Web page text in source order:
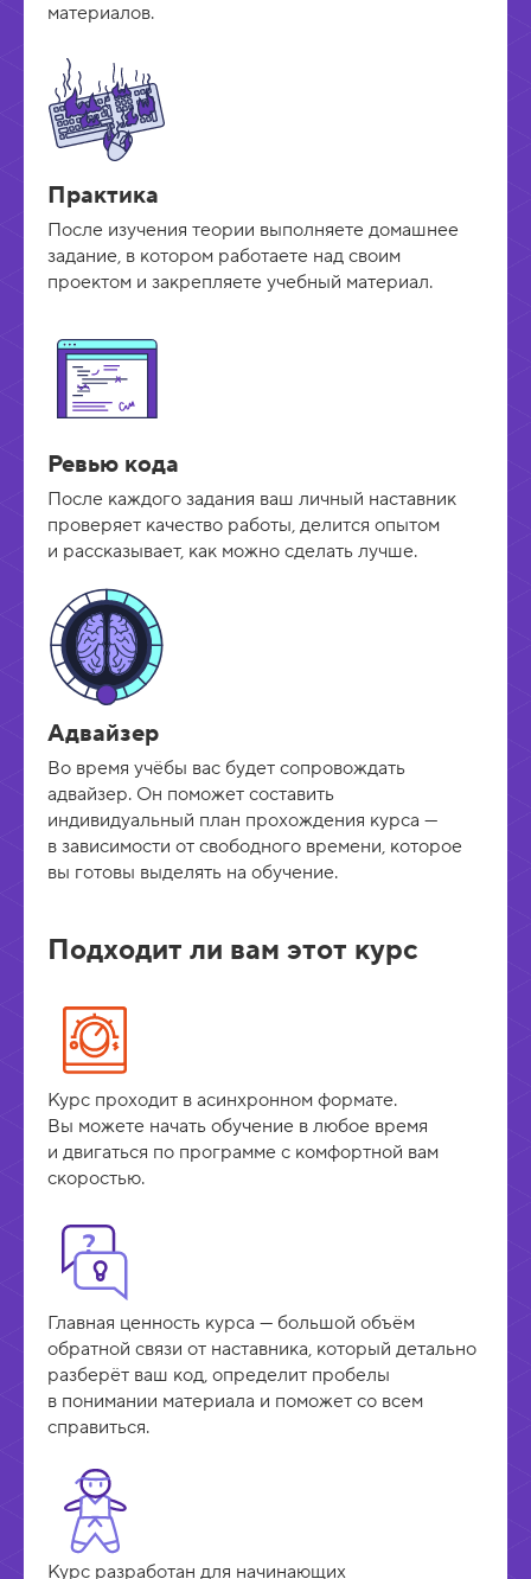
материалов.
Практика
После изучения теории выполняете домашнее
задание, в котором работаете над своим
проектом и закрепляете учебный материал.
Ревью кода
После каждого задания ваш личный наставник
проверяет качество работы, делится опытом
и рассказывает, как можно сделать лучше.
Адвайзер
Во время учёбы вас будет сопровождать
адвайзер. Он поможет составить
индивидуальный план прохождения курса —
в зависимости от свободного времени, которое
вы готовы выделять на обучение.
Подходит ли вам этот курс
Курс проходит в асинхронном формате.
Вы можете начать обучение в любое время
и двигаться по программе с комфортной вам
скоростью.
Главная ценность курса — большой объём
обратной связи от наставника, который детально
разберёт ваш код, определит пробелы
в понимании материала и поможет со всем
справиться.
Курс разработан для начинающих